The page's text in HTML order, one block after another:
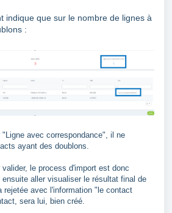
indique que sur le nombre de lignes à
:
avec correspondance", il ne
ayant des doublons.
le process d'import est donc
aller visualiser le résultat final de
rejetée avec l'information "le contact
sera lui, bien créé.